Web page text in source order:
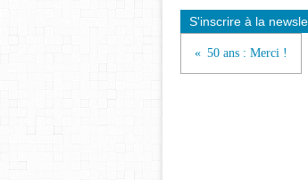
S'inscrire à la
50 ans : Merci !